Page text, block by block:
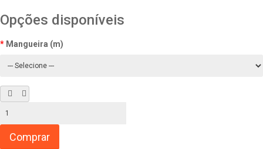
Opções disponíveis
Mangueira (m)